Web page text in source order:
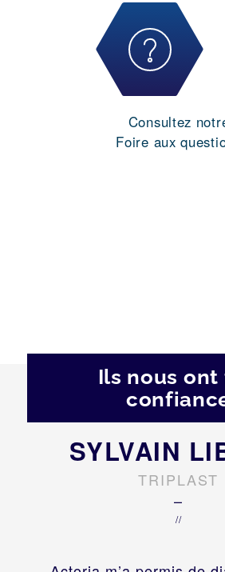
Consultez
Foire aux
Ils nous
SYLVAIN
TRIPLAST
–
//